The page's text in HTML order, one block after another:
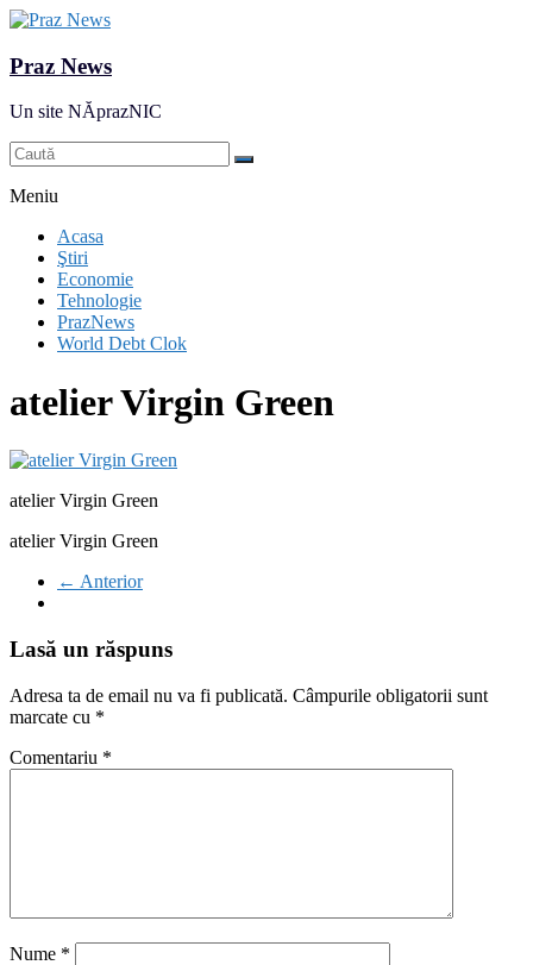
Praz News
Un site NĂprazNIC
Meniu
Acasa
Ştiri
Economie
Tehnologie
PrazNews
World Debt Clok
atelier Virgin Green
atelier Virgin Green
atelier Virgin Green
← Anterior
Lasă un răspuns
Adresa ta de email nu va fi publicată. Câmpurile obligatorii sunt
marcate cu *
Comentariu *
Nume *